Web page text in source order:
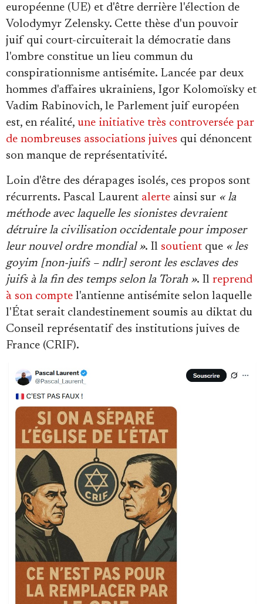
européenne (UE) et d'être derrière l'élection de
Volodymyr Zelensky. Cette thèse d'un pouvoir
juif qui court-circuiterait la démocratie dans
l'ombre constitue un lieu commun du
conspirationnisme antisémite. Lancée par deux
hommes d'affaires ukrainiens, Igor Kolomoïsky et
Vadim Rabinovich, le Parlement juif européen
est, en réalité, une initiative très controversée par
de nombreuses associations juives qui dénoncent
son manque de représentativité.
Loin d'être des dérapages isolés, ces propos sont
récurrents. Pascal Laurent alerte ainsi sur « la
méthode avec laquelle les sionistes devraient
détruire la civilisation occidentale pour imposer
leur nouvel ordre mondial ». Il soutient que « les
goyim [non-juifs – ndlr] seront les esclaves des
juifs à la fin des temps selon la Torah ». Il reprend
à son compte l'antienne antisémite selon laquelle
l'État serait clandestinement soumis au diktat du
Conseil représentatif des institutions juives de
France (CRIF).